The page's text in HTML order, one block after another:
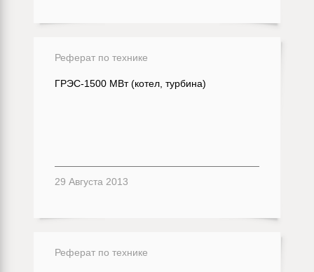
Реферат по технике
ГРЭС-1500 МВт (котел, турбина)
29 Августа 2013
Реферат по технике